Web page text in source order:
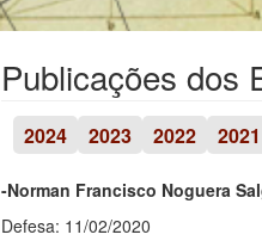
Publicações dos
2024 2023 2022 2021
-Norman Francisco Noguera
Defesa: 11/02/2020